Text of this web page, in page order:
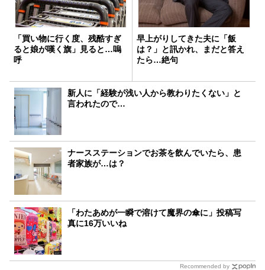
「買い物に行く度、残酷すぎ
ると娘が嘆く旗」見ると…嗚
呼
早上がりしてきた夫に「飯
は？」と訊かれ、まだと答え
たら…絶句
新人に「経験が浅い人から教わりたくない」と
言われたので…
ナースステーションでお茶を飲んでいたら、患
者家族が…は？
「わたあめが一瞬で溶けて魔界の傘に」投稿写
真に16万いいね
Recommended by